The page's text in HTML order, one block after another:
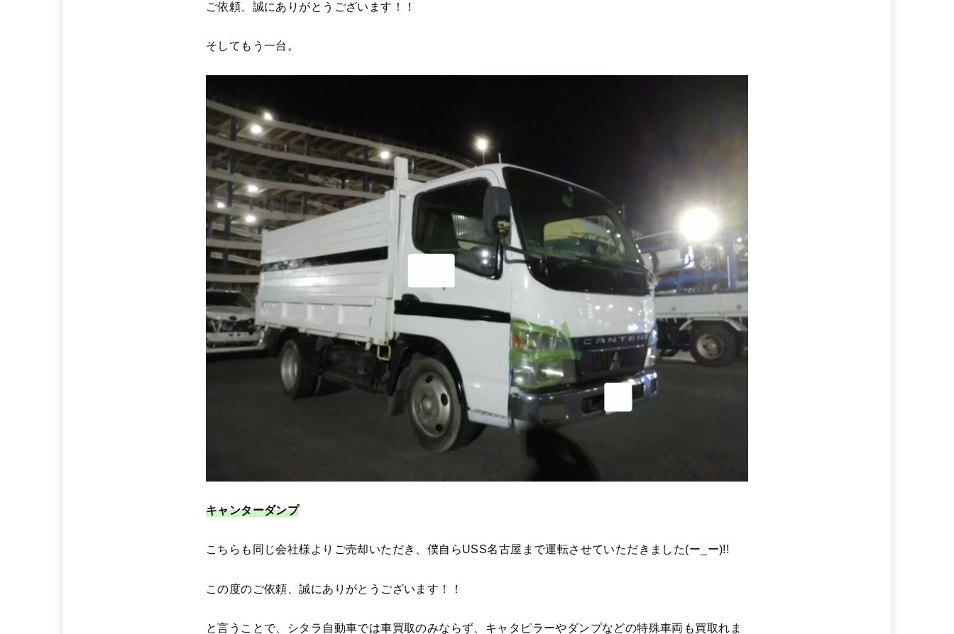
ご依頼、誠にありがとうございます！！
そしてもう一台。
キャンターダンプ
こちらも同じ会社様よりご売却いただき、僕自らUSS名古屋まで運転させていただきました(ー_ー)!!
この度のご依頼、誠にありがとうございます！！
と言うことで、シタラ自動車では車買取のみならず、キャタピラーやダンプなどの特殊車両も買取れま